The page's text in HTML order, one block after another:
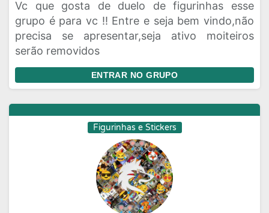
Vc que gosta de duelo de figurinhas esse
grupo é para vc !! Entre e seja bem vindo,não
precisa se apresentar,seja ativo moiteiros
serão removidos
ENTRAR NO GRUPO
Figurinhas e Stickers